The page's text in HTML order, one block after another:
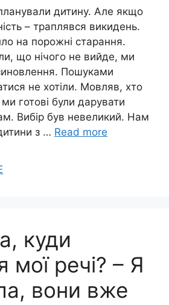
дитину. Але якщо
– траплявся викидень.
на порожні старання.
що нічого не вийде, ми
Пошуками
не хотіли. Мовляв, хто
готові були дарувати
Вибір був невеликий. Нам
з … Read more
куди
мої речі? – Я
вони вже